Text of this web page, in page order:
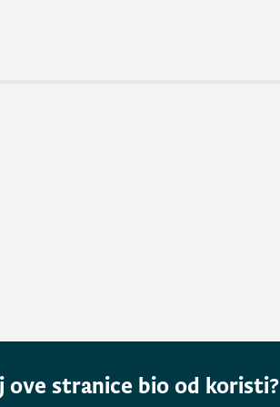
ove stranice bio od koristi?